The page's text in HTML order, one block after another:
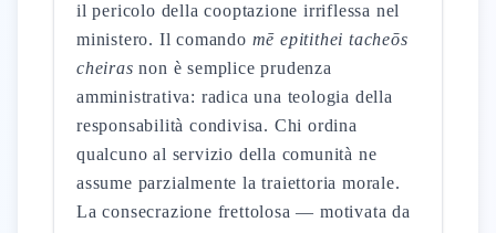
il pericolo della cooptazione irriflessa nel
ministero. Il comando mē epitithei tacheōs
cheiras non è semplice prudenza
amministrativa: radica una teologia della
responsabilità condivisa. Chi ordina
qualcuno al servizio della comunità ne
assume parzialmente la traiettoria morale.
La consecrazione frettolosa — motivata da